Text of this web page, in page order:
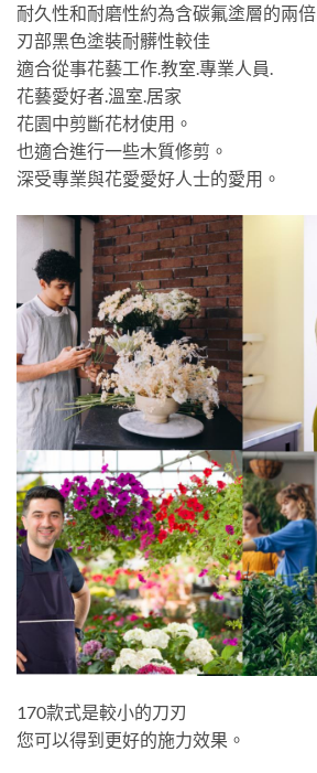
耐久性和耐磨性約為含碳氟塗層的兩倍
刃部黑色塗裝耐髒性較佳
適合從事花藝工作.教室.專業人員.
花藝愛好者.溫室.居家
花園中剪斷花材使用。
也適合進行一些木質修剪。
深受專業與花愛愛好人士的愛用。
170款式是較小的刀刃
您可以得到更好的施力效果。